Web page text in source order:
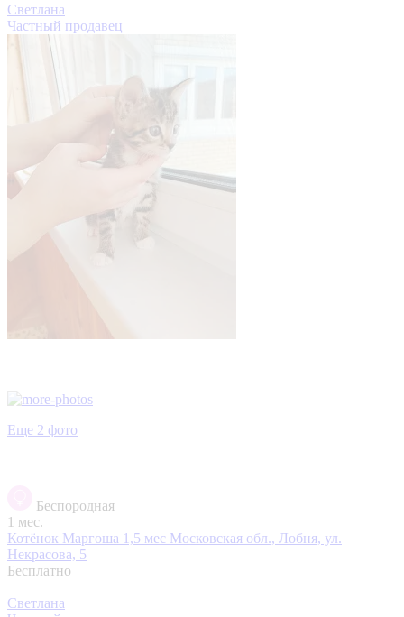
Светлана
Частный продавец
Еще 2 фото
Беспородная
1 мес.
Котёнок Маргоша 1,5 мес Московская обл., Лобня, ул.
Некрасова, 5
Бесплатно
Светлана